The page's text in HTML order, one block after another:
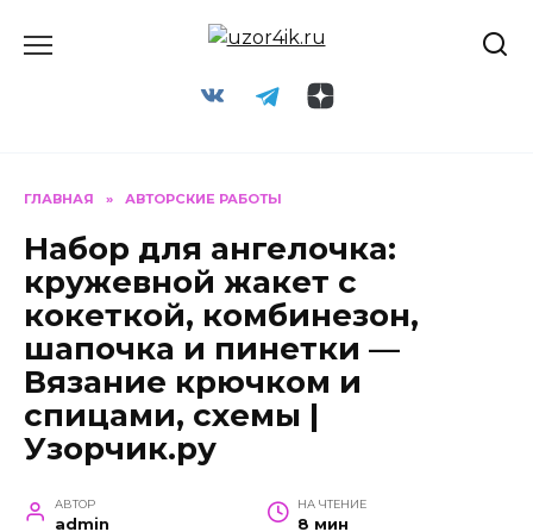
ГЛАВНАЯ » АВТОРСКИЕ РАБОТЫ
Набор для ангелочка:
кружевной жакет с
кокеткой, комбинезон,
шапочка и пинетки —
Вязание крючком и
спицами, схемы |
Узорчик.ру
АВТОР
admin
НА ЧТЕНИЕ
8 мин